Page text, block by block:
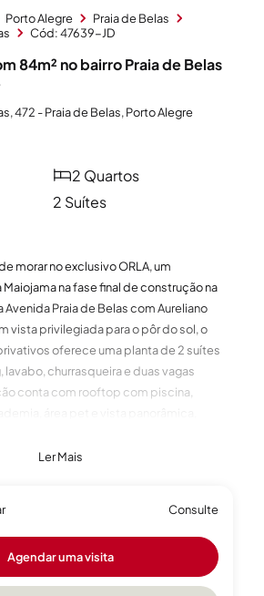
Porto Alegre
Praia de Belas
Cód: 47639-JD
84m² no bairro Praia de Belas
472 - Praia de Belas, Porto Alegre
2 Quartos
2 Suítes
morar no exclusivo ORLA, um
na fase final de construção na
Praia de Belas com Aureliano
vista privilegiada para o pôr do sol, o
oferece uma planta de 2 suítes
lavabo, churrasqueira e duas vagas
conta com rooftop com piscina,
do imóvel sujeitos a alteração sem
Ler Mais
Consulte
Agendar uma visita